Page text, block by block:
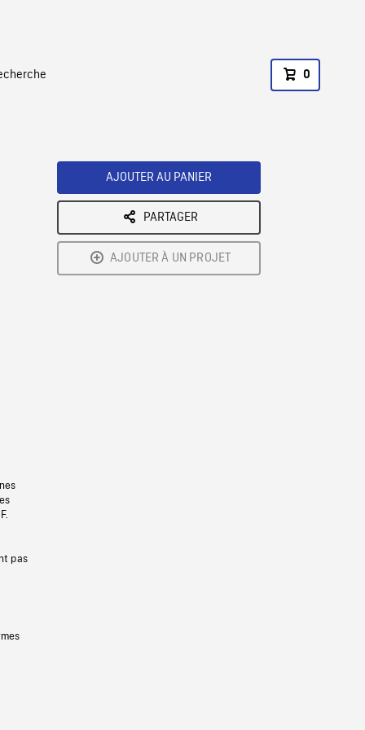
0
pas
AJOUTER AU PANIER
PARTAGER
AJOUTER À UN PROJET